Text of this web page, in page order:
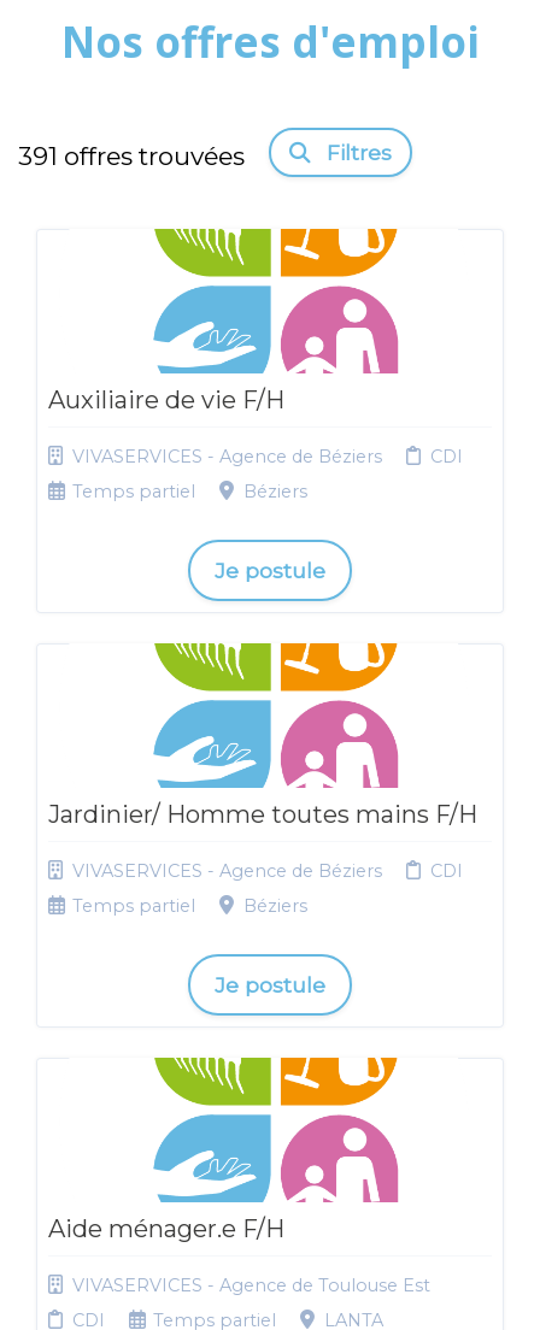
Nos offres d'emploi
391 offres trouvées Filtres
Auxiliaire de vie F/H
VIVASERVICES - Agence de Béziers
CDI
Temps partiel
Béziers
Je postule
Jardinier/ Homme toutes mains F/H
VIVASERVICES - Agence de Béziers
CDI
Temps partiel
Béziers
Je postule
Aide ménager.e F/H
VIVASERVICES - Agence de Toulouse Est
CDI
Temps partiel
LANTA